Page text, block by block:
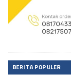
BERITA POPULER